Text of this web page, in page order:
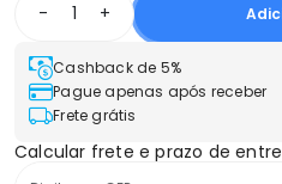
- +
Cashback de 5%
Pague apenas após receber
Frete grátis
Calcular frete e prazo de